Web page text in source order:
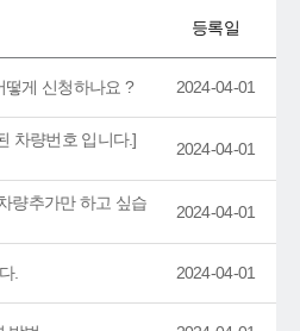
등록일
떻게 신청하나요 ? 2024-04-01
차량번호 입니다.]
2024-04-01
량추가만 하고 싶습
2024-04-01
. 2024-04-01